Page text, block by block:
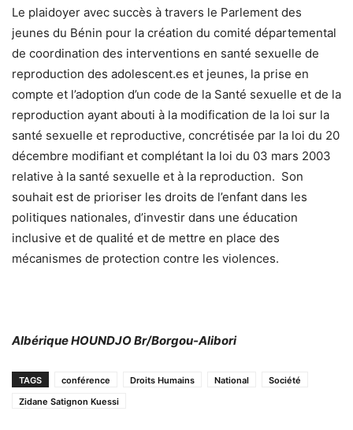
Le plaidoyer avec succès à travers le Parlement des
jeunes du Bénin pour la création du comité départemental
de coordination des interventions en santé sexuelle de
reproduction des adolescent.es et jeunes, la prise en
compte et l’adoption d’un code de la Santé sexuelle et de la
reproduction ayant abouti à la modification de la loi sur la
santé sexuelle et reproductive, concrétisée par la loi du 20
décembre modifiant et complétant la loi du 03 mars 2003
relative à la santé sexuelle et à la reproduction. Son
souhait est de prioriser les droits de l’enfant dans les
politiques nationales, d’investir dans une éducation
inclusive et de qualité et de mettre en place des
mécanismes de protection contre les violences.
Albérique HOUNDJO Br/Borgou-Alibori
TAGS conférence Droits Humains National
Société
Zidane Satignon Kuessi